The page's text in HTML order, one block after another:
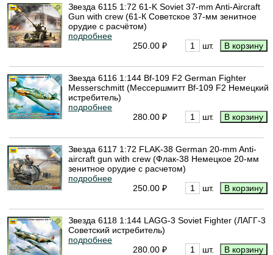
Звезда 6115 1:72 61-K Soviet 37-mm Anti-Aircraft
Gun with crew (61-К Советское 37-мм зенитное
орудие с расчётом)
подробнее
250.00 ₽
шт.
Звезда 6116 1:144 Bf-109 F2 German Fighter
Messerschmitt (Мессершмитт Bf-109 F2 Немецкий
истребитель)
подробнее
280.00 ₽
шт.
Звезда 6117 1:72 FLAK-38 German 20-mm Anti-
aircraft gun with crew (Флак-38 Немецкое 20-мм
зенитное орудие с расчетом)
подробнее
250.00 ₽
шт.
Звезда 6118 1:144 LAGG-3 Soviet Fighter (ЛАГГ-3
Советский истребитель)
подробнее
280.00 ₽
шт.